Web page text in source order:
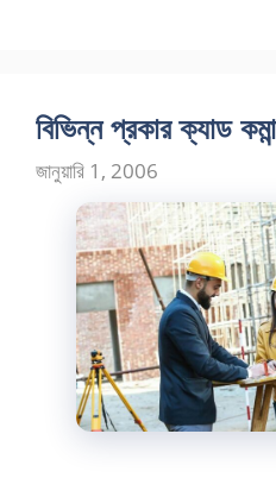
বিভিন্ন প্রকার ক্যাড
জানুয়ারি 1, 2006